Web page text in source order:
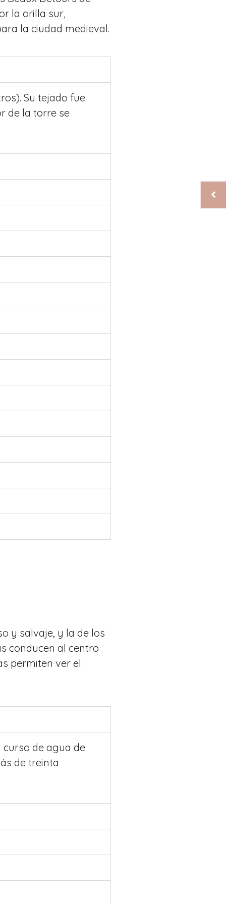
la orilla sur,
la ciudad medieval.
Su tejado fue
de la torre se
y salvaje, y la de los
conducen al centro
permiten ver el
curso de agua de
de treinta